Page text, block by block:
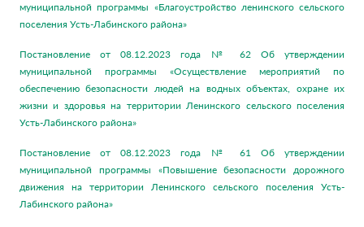
муниципальной программы «Благоустройство ленинского сельского
поселения Усть-Лабинского района»
Постановление от 08.12.2023 года № 62 Об утверждении
муниципальной программы «Осуществление мероприятий по
обеспечению безопасности людей на водных объектах, охране их
жизни и здоровья на территории Ленинского сельского поселения
Усть-Лабинского района»
Постановление от 08.12.2023 года № 61 Об утверждении
муниципальной программы «Повышение безопасности дорожного
движения на территории Ленинского сельского поселения Усть-
Лабинского района»